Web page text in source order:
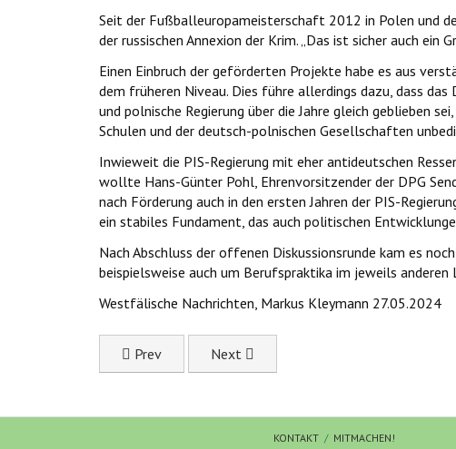
Seit der Fußballeuropameisterschaft 2012 in Polen und
der russischen Annexion der Krim. „Das ist sicher auch ein
Einen Einbruch der geförderten Projekte habe es aus
dem früheren Niveau. Dies führe allerdings dazu, dass
und polnische Regierung über die Jahre gleich geblieben
Schulen und der deutsch-polnischen Gesellschaften
Inwieweit die PIS-Regierung mit eher antideutschen
wollte Hans-Günter Pohl, Ehrenvorsitzender der DPG
nach Förderung auch in den ersten Jahren der PIS-
ein stabiles Fundament, das auch politischen
Nach Abschluss der offenen Diskussionsrunde kam es
beispielsweise auch um Berufspraktika im jeweils anderen
Westfälische Nachrichten, Markus Kleymann 27.05.2024
Previous article: Orte mit besonderer Bedeutung
Prev Next article: Feierliche
Next
KONTAKT MITMACHEN!